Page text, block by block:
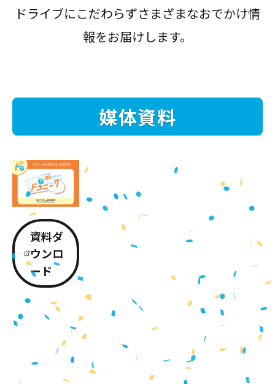
ドライブにこだわらずさまざまなおでかけ情
報をお届けします。
媒体資料
資料ダ
ウンロ
ード